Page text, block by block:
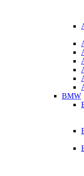
BMW